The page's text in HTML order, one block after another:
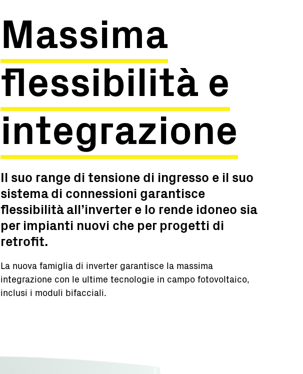
Massima
flessibilità e
integrazione
Il suo range di tensione di ingresso e il suo
sistema di connessioni garantisce
flessibilità all’inverter e lo rende idoneo sia
per impianti nuovi che per progetti di
retrofit.
La nuova famiglia di inverter garantisce la massima
integrazione con le ultime tecnologie in campo fotovoltaico,
inclusi i moduli bifacciali.